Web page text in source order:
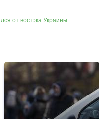
от востока Украины